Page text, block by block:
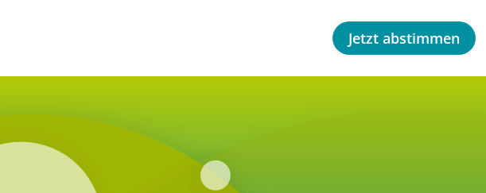
Jetzt abstimmen